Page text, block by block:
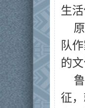
生
队
的
征